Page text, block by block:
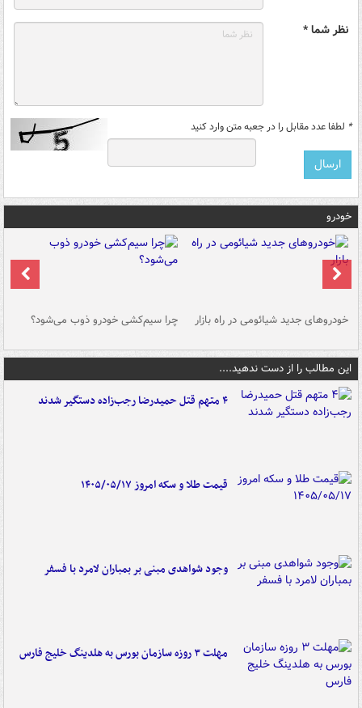
نظر شما *
* لطفا عدد مقابل را در جعبه متن وارد کنید
خودرو
خودروهای جدید شیائومی در راه بازار چرا سیم‌کشی خودرو ذوب می‌شود؟
این مطالب را از دست ندهید....
۴ متهم قتل حمیدرضا رجب‌زاده دستگیر شدند
قیمت طلا و سکه امروز ۱۴۰۵/۰۵/۱۷
وجود شواهدی مبنی بر بمباران لامرد با فسفر
مهلت ۳ روزه سازمان بورس به هلدینگ خلیج فارس